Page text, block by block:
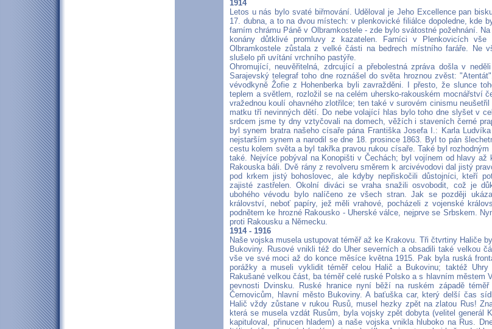
1914
Letos u nás bylo svaté biřmování. Uděloval je Jeho Excellence pan
17. dubna, a to na dvou místech: v plenkovické filiálce dopoledne, kde
farním chrámu Páně v Olbramkostele - zde bylo svátostné požehnání.
konány důtklivé promluvy z kazatelen. Farníci v Plenkovicích
Olbramkostele zůstala z velké části na bedrech místního faráře. Ne
slušelo při uvítání vrchního pastýře.
Ohromující, neuvěřitelná, zdrcující a přebolestná zpráva došla v
Sarajevský telegraf toho dne roznášel do světa hroznou zvěst:
vévodkyně Žofie z Hohenberka byli zavražděni. I přesto, že slunce
teplem a světlem, rozložil se na celém uhersko-rakouském mocnářství
vražednou koulí ohavného zlotřilce; ten také v surovém cinismu
matku tří nevinných dětí. Do nebe volající hlas bylo toho dne slyšet v
srdcem jsme ty dny vztyčovali na domech, věžích i staveních černé
byl synem bratra našeho císaře pána Františka Josefa I.: Karla
nejstarším synem a narodil se dne 18. prosince 1863. Byl to pán
cestu kolem světa a byl takřka pravou rukou císaře. Také byl
také. Nejvíce pobýval na Konopišti v Čechách; byl vojínem od hlavy až
Rakouska báli. Dvě rány z revolveru směrem k arcivévodovi dal jistý
pod krkem jistý bohoslovec, ale kdyby nepřiskočili důstojníci, kteří
zajisté zastřelen. Okolní diváci se vraha snažili osvobodit, což je
ubohého vévodu bylo nalíčeno ze všech stran. Jak se později
království, neboť papíry, jež měli vrahové, pocházeli z vojenské
podnětem ke hrozné Rakousko - Uherské válce, nejprve se Srbskem.
proti Rakousku a Německu.
1914 - 1916
Naše vojska musela ustupovat téměř až ke Krakovu. Tři čtvrtiny Haliče
Bukoviny. Rusové vnikli též do Uher severních a obsadili také velkou
vše ve své moci až do konce měsíce května 1915. Pak byla ruská
porážky a museli vyklidit téměř celou Halič a Bukovinu; taktéž
Rakušané velkou část, ba téměř celé ruské Polsko a s hlavním městem
pevnosti Dvinsku. Ruské hranice nyní běží na ruském západě
Černovicům, hlavní město Bukoviny. A baťuška car, který delší čas
Halič vždy zůstane v rukou Rusů, musel hezky zpět na zlatou Rus!
která se musela vzdát Rusům, byla vojsky zpět dobyta (velitel generál
kapituloval, přinucen hladem) a naše vojska vnikla hluboko na Rus.